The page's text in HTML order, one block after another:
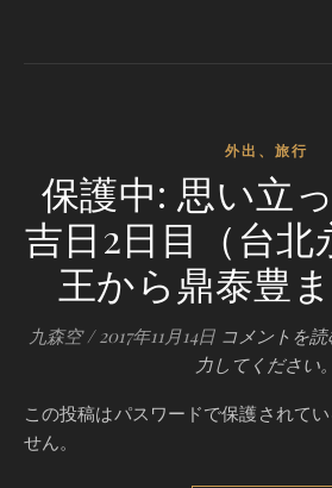
外出、旅行
保護中: 思い立
吉日2日目（台北
王から鼎泰豊
九森空 / 2017年11月14日 コメントを
力してください。
この投稿はパスワードで保護されているため抜粋文はありま
せん。